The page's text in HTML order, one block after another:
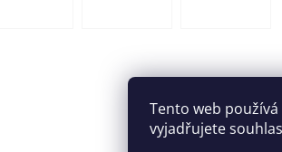
Tento web
vyjadřujete